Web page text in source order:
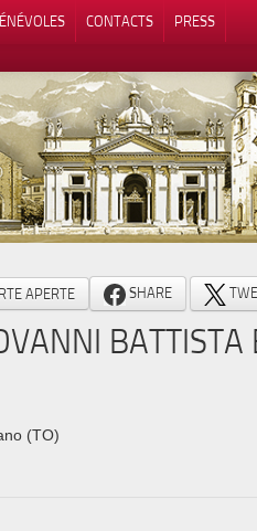
CONTACTS
PRESS
APERTE SHARE
BATTISTA
(TO)
confidentialité